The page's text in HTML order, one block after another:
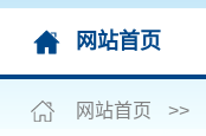
网站首页
网站首页 >>